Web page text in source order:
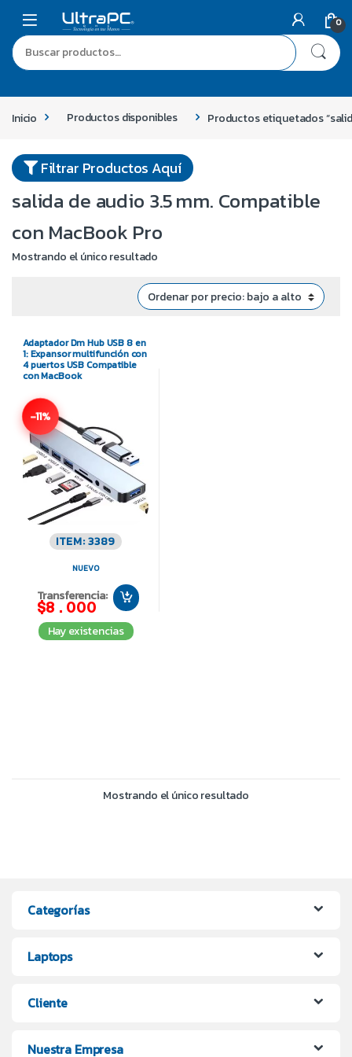
0
Inicio Productos disponibles Productos etiquetados
Filtrar Productos Aquí
salida de audio 3.5 mm. Compatible
con MacBook Pro
Mostrando el único resultado
Adaptador Dm Hub USB 8 en
1: Expansor multifunción con
4 puertos USB Compatible
con MacBook
-11%
ITEM: 3389
NUEVO
Transferencia:
$8.000
Hay existencias
Mostrando el único resultado
Categorías
Laptops
Cliente
Nuestra Empresa